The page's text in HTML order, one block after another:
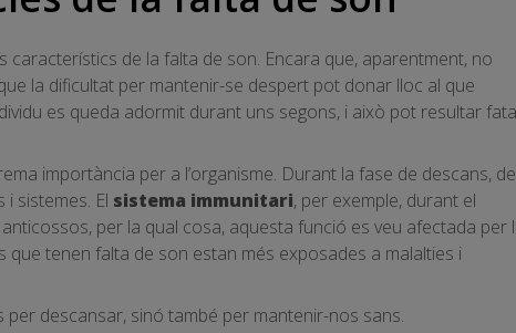
de la falta de son. Encara que, aparentment, no
la dificultat per mantenir-se despert pot donar lloc al que
es queda adormit durant uns segons, i això pot resultar
importància per a l’organisme. Durant la fase de descans,
sistemes. El sistema immunitari, per exemple, durant el
per la qual cosa, aquesta funció es veu afectada per
tenen falta de son estan més exposades a malalties i
descansar, sinó també per mantenir-nos sans.